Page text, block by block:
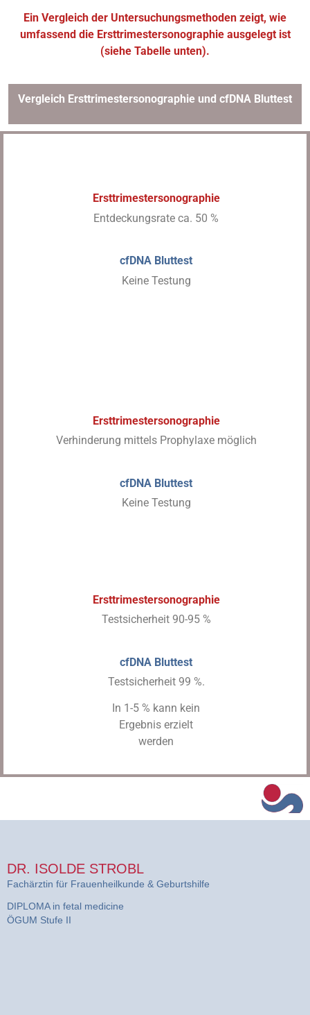
Ein Vergleich der Untersuchungsmethoden zeigt, wie
umfassend die Ersttrimestersonographie ausgelegt ist
(siehe Tabelle unten).
Vergleich Ersttrimestersonographie und cfDNA Bluttest
Ersttrimestersonographie
Entdeckungsrate ca. 50 %
cfDNA Bluttest
Keine Testung
Ersttrimestersonographie
Verhinderung mittels Prophylaxe möglich
cfDNA Bluttest
Keine Testung
Ersttrimestersonographie
Testsicherheit 90-95 %
cfDNA Bluttest
Testsicherheit 99 %.
In 1-5 % kann kein
Ergebnis erzielt
werden
DR. ISOLDE STROBL
Fachärztin für Frauenheilkunde & Geburtshilfe
DIPLOMA in fetal medicine
ÖGUM Stufe II